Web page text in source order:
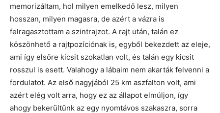
memorizáltam, hol milyen emelkedő lesz, milyen
hosszan, milyen magasra, de azért a vázra is
felragasztottam a szintrajzot. A rajt után, talán ez
köszönhető a rajtpozíciónak is, egyből bekezdett az eleje,
ami így elsőre kicsit szokatlan volt, és talán egy kicsit
rosszul is esett. Valahogy a lábaim nem akarták felvenni a
fordulatot. Az első nagyjából 25 km aszfalton volt, ami
azért elég volt arra, hogy ez az állapot elmúljon, így
ahogy bekerültünk az egy nyomtávos szakaszra, sorra